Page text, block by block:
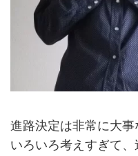
進路決定は非常に大事
いろいろ考えすぎて